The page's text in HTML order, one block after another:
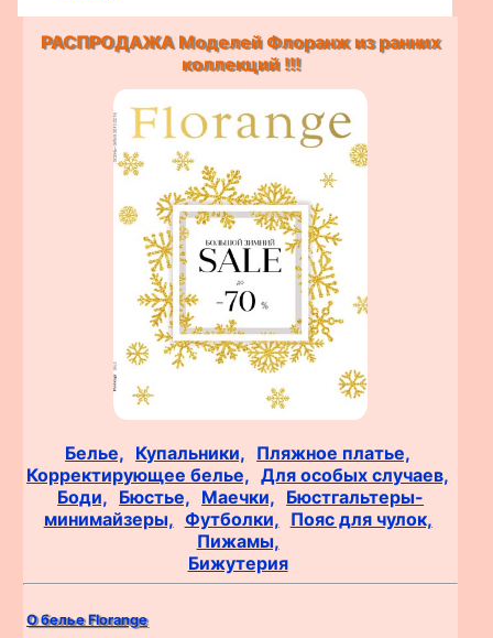
РАСПРОДАЖА Моделей Флоранж из ранних
коллекций !!!
Белье, Купальники, Пляжное платье,
Корректирующее белье, Для особых случаев,
Боди, Бюстье, Маечки, Бюстгальтеры-
минимайзеры, Футболки, Пояс для чулок,
Пижамы,
Бижутерия
О белье Florange